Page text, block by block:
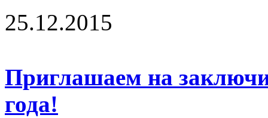
25.12.2015
Приглашаем на
года!